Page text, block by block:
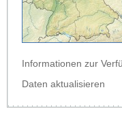
Informationen zur
Daten aktualisieren